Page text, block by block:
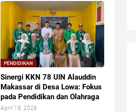
PENDIDIKAN
Sinergi KKN 78 UIN Alauddin
Makassar di Desa Lowa: Fokus
pada Pendidikan dan Olahraga
April 18, 2026